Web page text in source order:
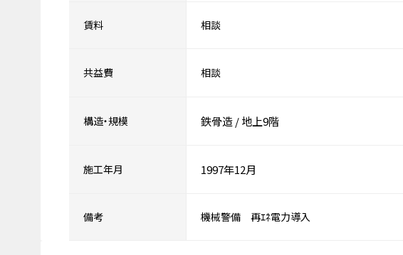
賃料 相談
共益費 相談
構造・規模 鉄骨造/地上9階
施工年月 1997年12月
備考 機械警備 再ｴﾈ電力導入